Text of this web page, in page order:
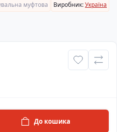
муфтова Виробник:Україна
До кошика